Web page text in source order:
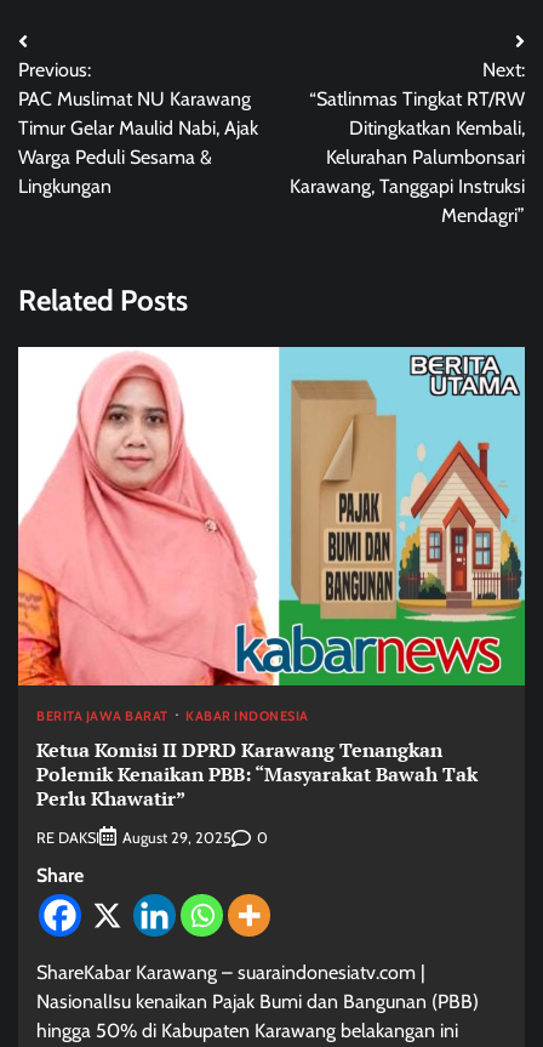
Post
navigation
Previous:
PAC Muslimat NU Karawang
Timur Gelar Maulid Nabi, Ajak
Warga Peduli Sesama &
Lingkungan
Next:
“Satlinmas Tingkat RT/RW
Ditingkatkan Kembali,
Kelurahan Palumbonsari
Karawang, Tanggapi Instruksi
Mendagri”
Related Posts
BERITA JAWA BARAT KABAR INDONESIA
Ketua Komisi II DPRD Karawang Tenangkan
Polemik Kenaikan PBB: “Masyarakat Bawah Tak
Perlu Khawatir”
RE DAKSI August 29, 2025 0
Share
ShareKabar Karawang – suaraindonesiatv.com |
NasionalIsu kenaikan Pajak Bumi dan Bangunan (PBB)
hingga 50% di Kabupaten Karawang belakangan ini